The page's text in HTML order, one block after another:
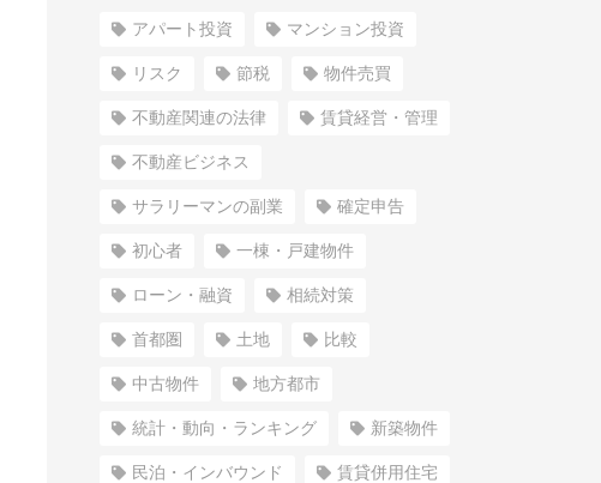
アパート投資 マンション投資
リスク 節税 物件売買
不動産関連の法律 賃貸経営・管理
不動産ビジネス
サラリーマンの副業 確定申告
初心者 一棟・戸建物件
ローン・融資 相続対策
首都圏 土地 比較
中古物件 地方都市
統計・動向・ランキング 新築物件
民泊・インバウンド 賃貸併用住宅